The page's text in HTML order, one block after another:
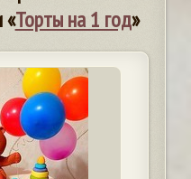
«Торты на 1 год»